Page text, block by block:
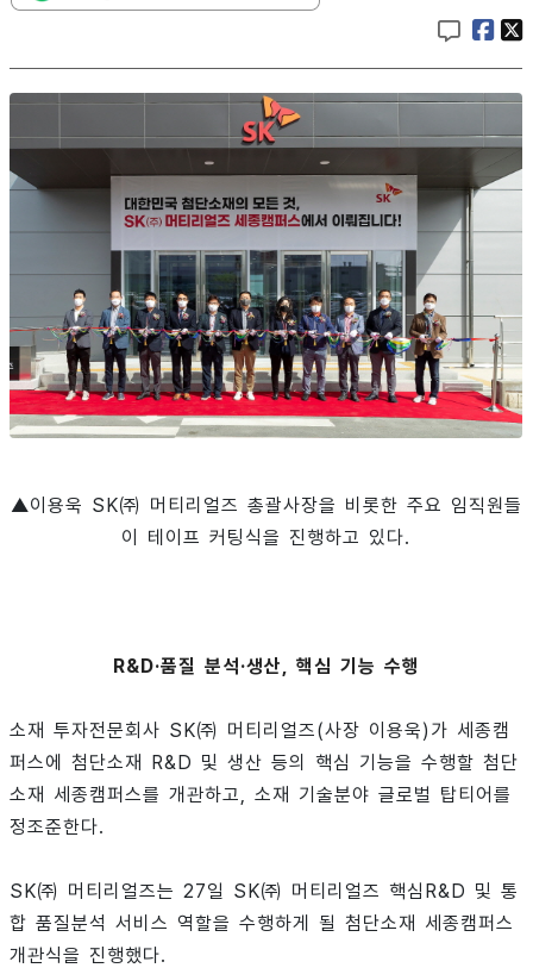
▲이용욱 SK㈜ 머티리얼즈 총괄사장을 비롯한 주요 임직원들
이 테이프 커팅식을 진행하고 있다.
R&D·품질 분석·생산, 핵심 기능 수행
소재 투자전문회사 SK㈜ 머티리얼즈(사장 이용욱)가 세종캠
퍼스에 첨단소재 R&D 및 생산 등의 핵심 기능을 수행할 첨단
소재 세종캠퍼스를 개관하고, 소재 기술분야 글로벌 탑티어를
정조준한다.
SK㈜ 머티리얼즈는 27일 SK㈜ 머티리얼즈 핵심R&D 및 통
합 품질분석 서비스 역할을 수행하게 될 첨단소재 세종캠퍼스
개관식을 진행했다.